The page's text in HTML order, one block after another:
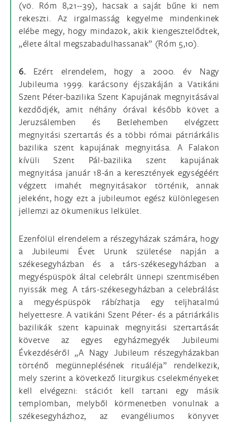
(vö. Róm 8,21--39), hacsak a saját bűne ki nem
rekeszti. Az irgalmasság kegyelme mindenkinek
elébe megy, hogy mindazok, akik kiengesztelődtek,
„élete által megszabadulhassanak” (Róm 5,10).
6.Ezért elrendelem, hogy a 2000. év Nagy
Jubileuma 1999. karácsony éjszakáján a Vatikáni
Szent Péter-bazilika Szent Kapujának megnyitásával
kezdődjék, amit néhány órával később követ a
Jeruzsálemben és Betlehemben elvégzett
megnyitási szertartás és a többi római pátriárkális
bazilika szent kapujának megnyitása. A Falakon
kívüli Szent Pál-bazilika szent kapujának
megnyitása január 18-án a keresztények egységéért
végzett imahét megnyitásakor történik, annak
jeleként, hogy ezt a jubileumot egész különlegesen
jellemzi az ökumenikus lelkület.
Ezenfölül elrendelem a részegyházak számára, hogy
a Jubileumi Évet Urunk születése napján a
székesegyházban és a társ-székesegyházban a
megyéspüspök által celebrált ünnepi szentmisében
nyissák meg. A társ-székesegyházban a celebrálást
a megyéspüspök rábízhatja egy teljhatalmú
helyettesre. A vatikáni Szent Péter- és a pátriárkális
bazilikák szent kapuinak megnyitási szertartását
követve az egyes egyházmegyék Jubileumi
Évkezdéséről „A Nagy Jubileum részegyházakban
történő megünneplésének rituáléja” rendelkezik,
mely szerint a következő liturgikus cselekményeket
kell elvégezni: stációt kell tartani egy másik
templomban, melyből körmenetben vonulnak a
székesegyházhoz, az evangéliumos könyvet